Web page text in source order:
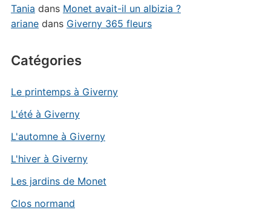
Tania dans Monet avait-il un albizia ?
arianedans Giverny 365 fleurs
Catégories
Le printemps à Giverny
L'été à Giverny
L'automne à Giverny
L'hiver à Giverny
Les jardins de Monet
Clos normand